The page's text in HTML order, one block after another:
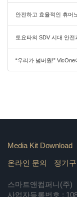
안전하고 효율적인 휴머
토요타의 SDV 시대 안전
“우리가 넘버원!” VicOne
Media Kit Download
온라인 문의 정기
스마트앤컴퍼니(주)
사업자등록번호 :